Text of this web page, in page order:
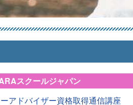
スクールジャパン
アドバイザー資格取得通信講座